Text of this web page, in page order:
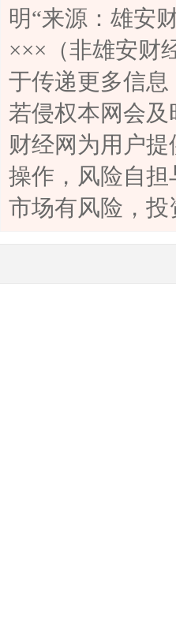
明“来源：雄安
×××（非雄安财
于传递更多信
若侵权本网会
财经网为用户
操作，风险自
市场有风险，投